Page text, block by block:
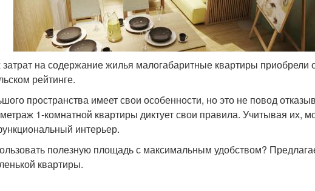
на содержание жилья малогабаритные квартиры приобрели
рейтинге.
пространства имеет свои особенности, но это не повод
1-комнатной квартиры диктует свои правила. Учитывая их,
интерьер.
полезную площадь с максимальным удобством?
квартиры.